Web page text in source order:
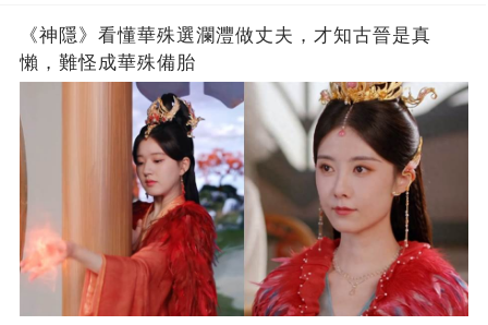
《神隱》看懂華殊選瀾灃做丈夫，才知古晉是真
懶，難怪成華殊備胎